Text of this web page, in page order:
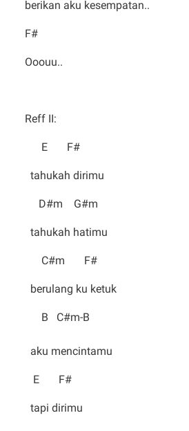
berikan aku kesempatan..
F#
Ooouu..
Reff II:
E F#
tahukah dirimu
D#m G#m
tahukah hatimu
C#m F#
berulang ku ketuk
B C#m-B
aku mencintamu
E F#
tapi dirimu